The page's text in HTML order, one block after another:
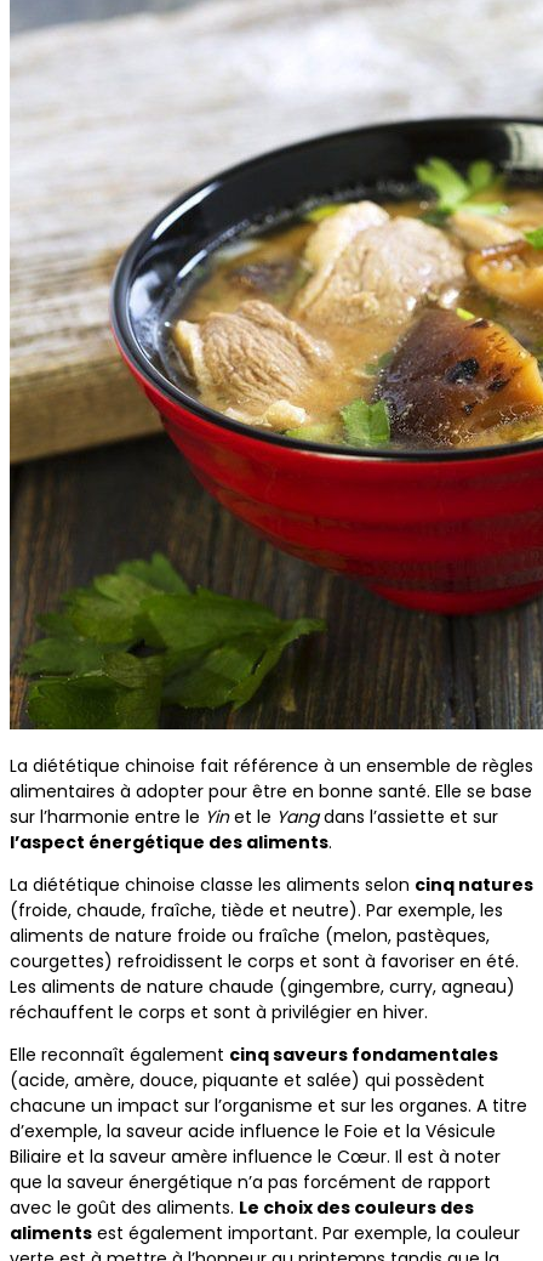
La diététique chinoise fait référence à un ensemble de règles
alimentaires à adopter pour être en bonne santé. Elle se base
sur l’harmonie entre le Yinet le Yangdans l’assiette et sur
l’aspect énergétique des aliments.
La diététique chinoise classe les aliments selon cinq natures
(froide, chaude, fraîche, tiède et neutre). Par exemple, les
aliments de nature froide ou fraîche (melon, pastèques,
courgettes) refroidissent le corps et sont à favoriser en été.
Les aliments de nature chaude (gingembre, curry, agneau)
réchauffent le corps et sont à privilégier en hiver.
Elle reconnaît également cinq saveurs fondamentales
(acide, amère, douce, piquante et salée) qui possèdent
chacune un impact sur l’organisme et sur les organes. A titre
d’exemple, la saveur acide influence le Foie et la Vésicule
Biliaire et la saveur amère influence le Cœur. Il est à noter
que la saveur énergétique n’a pas forcément de rapport
avec le goût des aliments. Le choix des couleurs des
aliments est également important. Par exemple, la couleur